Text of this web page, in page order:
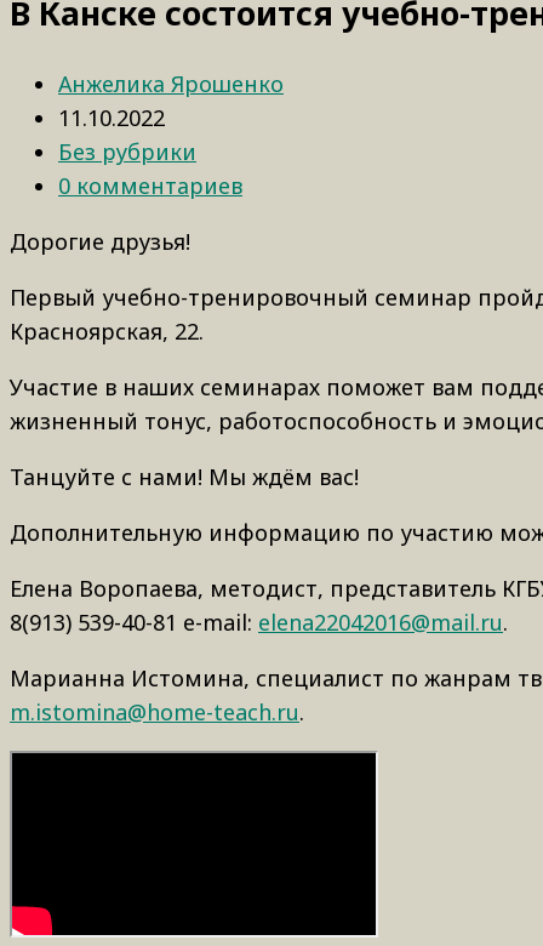
В Канске состоится учебно-
Анжелика Ярошенко
11.10.2022
Без рубрики
0 комментариев
Дорогие друзья!
Первый учебно-тренировочный семинар
Красноярская, 22.
Участие в наших семинарах поможет вам
жизненный тонус, работоспособность и
Танцуйте с нами! Мы ждём вас!
Дополнительную информацию по участию
Елена Воропаева, методист, представитель
8(913) 539-40-81 e-mail: elena22042016@mail.ru.
Марианна Истомина, специалист по жанрам
m.istomina@home-teach.ru.